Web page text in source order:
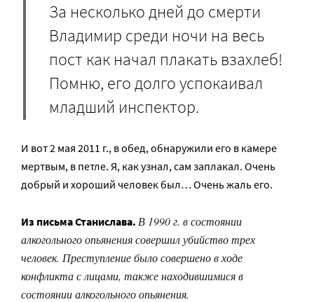
За несколько дней до смерти
Владимир среди ночи на весь
пост как начал плакать взахлеб!
Помню, его долго успокаивал
младший инспектор.
И вот 2 мая 2011 г., в обед, обнаружили его в камере
мертвым, в петле. Я, как узнал, сам заплакал. Очень
добрый и хороший человек был… Очень жаль его.
Из письма Станислава. В 1990 г. в состоянии
алкогольного опьянения совершил убийство трех
человек. Преступление было совершено в ходе
конфликта с лицами, также находившимися в
состоянии алкогольного опьянения.